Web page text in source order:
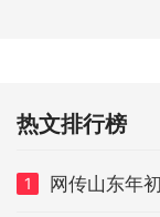
热文排行榜
1 网传山东年